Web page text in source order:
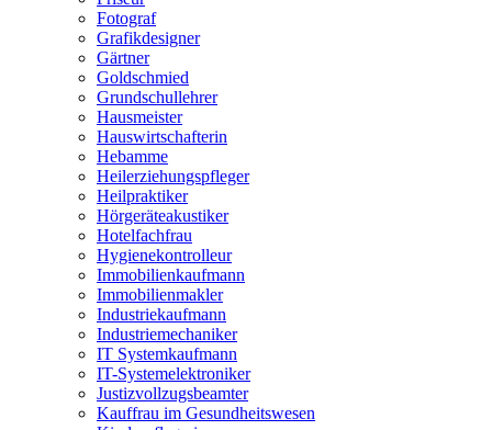
Fotograf
Grafikdesigner
Gärtner
Goldschmied
Grundschullehrer
Hausmeister
Hauswirtschafterin
Hebamme
Heilerziehungspfleger
Heilpraktiker
Hörgeräteakustiker
Hotelfachfrau
Hygienekontrolleur
Immobilienkaufmann
Immobilienmakler
Industriekaufmann
Industriemechaniker
IT Systemkaufmann
IT-Systemelektroniker
Justizvollzugsbeamter
Kauffrau im Gesundheitswesen